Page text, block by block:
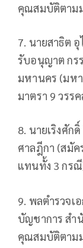
คุณสมบัติตาม
7. นายสาธิต
รับอนุญาต กร
มหานคร (มห
มาตรา 9 วรร
8. นายเริงศัก
ศาลฎีกา (สมั
แทนทั้ง 3 กร
9. พลตำรวจเ
บัญชาการ สำ
คุณสมบัติตาม